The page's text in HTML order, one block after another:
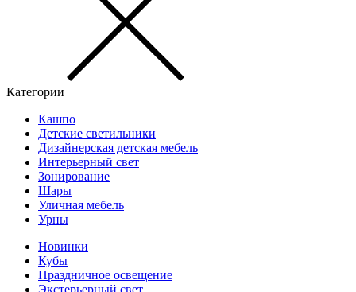
Категории
Кашпо
Детские светильники
Дизайнерская детская мебель
Интерьерный свет
Зонирование
Шары
Уличная мебель
Урны
Новинки
Кубы
Праздничное освещение
Экстерьерный свет